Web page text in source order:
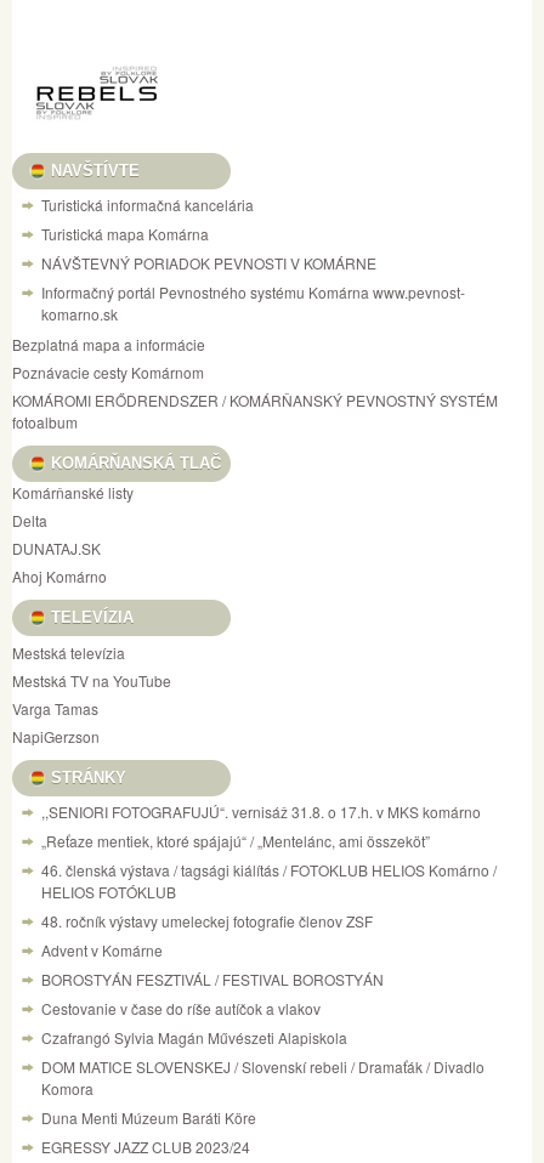
NAVŠTÍVTE
Turistická informačná kancelária
Turistická mapa Komárna
NÁVŠTEVNÝ PORIADOK PEVNOSTI V KOMÁRNE
Informačný portál Pevnostného systému Komárna www.pevnost-
komarno.sk
Bezplatná mapa a informácie
Poznávacie cesty Komárnom
KOMÁROMI ERŐDRENDSZER / KOMÁRŇANSKÝ PEVNOSTNÝ SYSTÉM
fotoalbum
KOMÁRŇANSKÁ TLAČ
Komárňanské listy
Delta
DUNATAJ.SK
Ahoj Komárno
TELEVÍZIA
Mestská televízia
Mestská TV na YouTube
Varga Tamas
NapiGerzson
STRÁNKY
,,SENIORI FOTOGRAFUJÚ“. vernisáž 31.8. o 17.h. v MKS komárno
„Reťaze mentiek, ktoré spájajú“ / „Mentelánc, ami összeköt”
46. členská výstava / tagsági kiálítás / FOTOKLUB HELIOS Komárno /
HELIOS FOTÓKLUB
48. ročník výstavy umeleckej fotografie členov ZSF
Advent v Komárne
BOROSTYÁN FESZTIVÁL / FESTIVAL BOROSTYÁN
Cestovanie v čase do ríše autíčok a vlakov
Czafrangó Sylvia Magán Művészeti Alapiskola
DOM MATICE SLOVENSKEJ / Slovenskí rebeli / Dramaťák / Divadlo
Komora
Duna Menti Múzeum Baráti Köre
EGRESSY JAZZ CLUB 2023/24